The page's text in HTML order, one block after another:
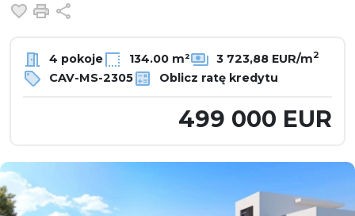
Dodaj do ulubionych
Drukuj
4 pokoje 134.00 m² 3 723,88 EUR/m2
CAV-MS-2305 Oblicz ratę kredytu
499 000 EUR